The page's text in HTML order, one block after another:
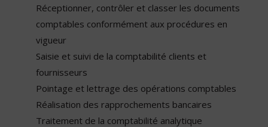
Réceptionner, contrôler et classer les documents
comptables conformément aux procédures en
vigueur
Saisie et suivi de la comptabilité clients et
fournisseurs
Pointage et lettrage des opérations comptables
Réalisation des rapprochements bancaires
Traitement de la comptabilité analytique